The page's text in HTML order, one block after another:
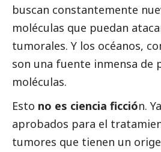
buscan constantemente
moléculas que puedan
tumorales. Y los océanos,
son una fuente inmensa de
moléculas.
Esto no es ciencia ficción.
aprobados para el
tumores que tienen un